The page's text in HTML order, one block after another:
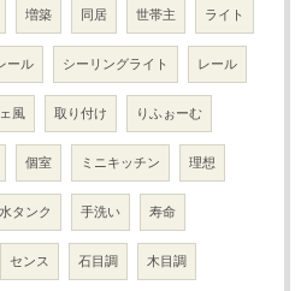
増築 同居 世帯主 ライト
ール シーリングライト レール
風 取り付け りふぉーむ
個室 ミニキッチン 理想
タンク 手洗い 寿命
センス 石目調 木目調